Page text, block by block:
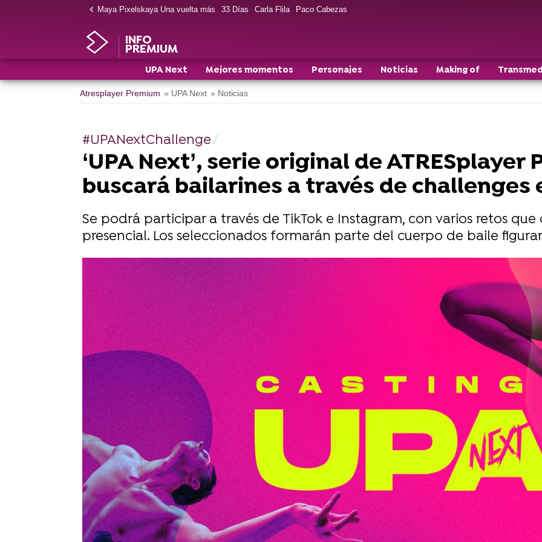
Maya Pixelskaya Una vuelta más 33 Días Carla Flila Paco Cabezas
INFO
PREMIUM
UPA Next Mejores momentos Personajes Noticias Making of
Atresplayer Premium » UPA Next » Noticias
#UPANextChallenge
‘UPA Next’, serie original de ATRESplayer
buscará bailarines a través de challenges
Se podrá participar a través de TikTok e Instagram, con varios retos
presencial. Los seleccionados formarán parte del cuerpo de baile
atresplayer
Madrid
Publicado:05 de abril de 2022, 16:33
WhatsappFacebookTwitter
ATRESplayer PREMIUMrecupera una de las marcas de mayor
éxito de Series Atresmedia: ‘Un paso adelante’. La plataforma